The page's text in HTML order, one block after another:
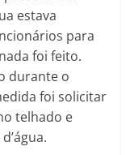
estava
para
foi feito.
durante o
foi solicitar
telhado e